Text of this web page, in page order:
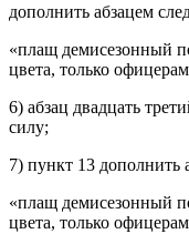
дополнить абзацем
«плащ демисезонный
цвета, только
6) абзац двадцать
силу;
7) пункт 13 дополнить
«плащ демисезонный
цвета, только